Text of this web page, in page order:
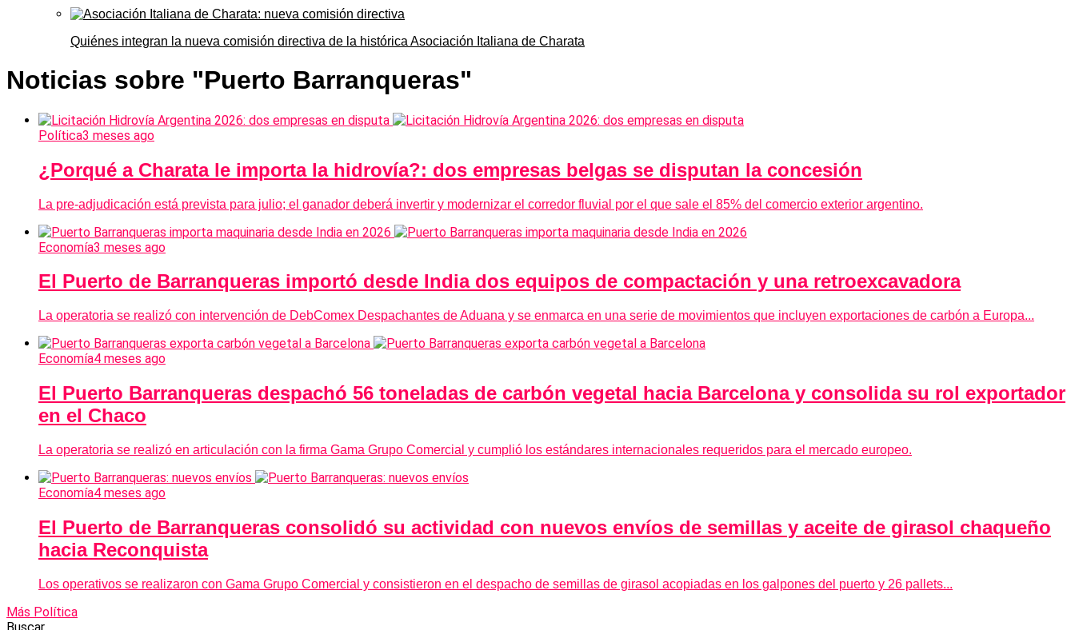
Quiénes integran la nueva comisión directiva de la histórica Asociación Italiana de Charata
Noticias sobre "Puerto Barranqueras"
Política3 meses ago
¿Porqué a Charata le importa la hidrovía?: dos empresas belgas se disputan la concesión
La pre-adjudicación está prevista para julio; el ganador deberá invertir y modernizar el corredor fluvial por el que sale el 85% del comercio exterior argentino.
Economía3 meses ago
El Puerto de Barranqueras importó desde India dos equipos de compactación y una retroexcavadora
La operatoria se realizó con intervención de DebComex Despachantes de Aduana y se enmarca en una serie de movimientos que incluyen exportaciones de carbón a Europa...
Economía4 meses ago
El Puerto Barranqueras despachó 56 toneladas de carbón vegetal hacia Barcelona y consolida su rol exportador
en el Chaco
La operatoria se realizó en articulación con la firma Gama Grupo Comercial y cumplió los estándares internacionales requeridos para el mercado europeo.
Economía4 meses ago
El Puerto de Barranqueras consolidó su actividad con nuevos envíos de semillas y aceite de girasol chaqueño
hacia Reconquista
Los operativos se realizaron con Gama Grupo Comercial y consistieron en el despacho de semillas de girasol acopiadas en los galpones del puerto y 26 pallets...
Más Política